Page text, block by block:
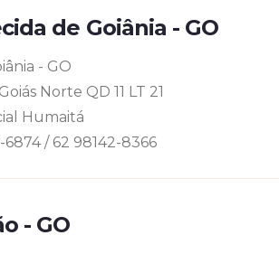
de Goiânia - GO
- GO
Norte QD 11 LT 21
Humaitá
6874 / 62 98142-8366
- GO